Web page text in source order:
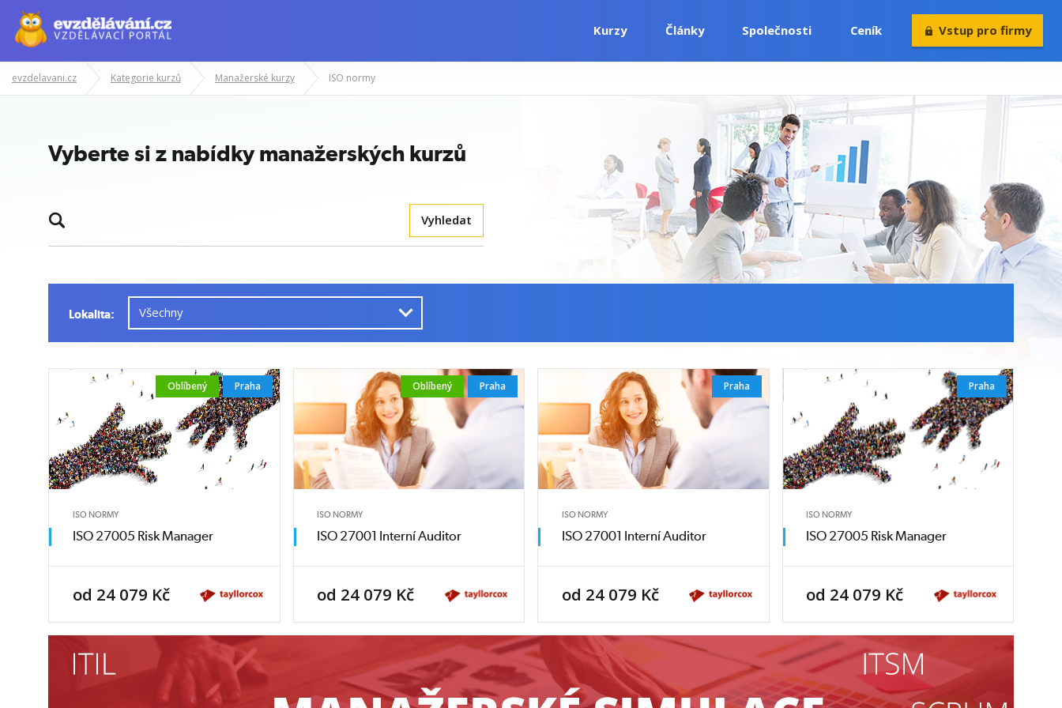
Kurzy Články Společnosti Ceník Vstup pro firmy
evzdelavani.cz Kategorie kurzů Manažerské kurzy ISO normy
Vyberte si z nabídky manažerských kurzů
Vyhledat
Lokalita:
Oblíbený Praha
ISO NORMY
ISO 27005 Risk Manager
od 24 079 Kč
Oblíbený Praha
ISO NORMY
ISO 27001 Interní Auditor
od 24 079 Kč
Praha
ISO NORMY
ISO 27001 Interní Auditor
od 24 079 Kč
Praha
ISO NORMY
ISO 27005 Risk Manager
od 24 079 Kč